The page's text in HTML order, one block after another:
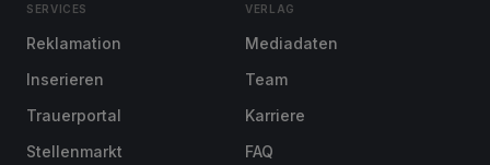
SERVICES
Reklamation
Inserieren
Trauerportal
Stellenmarkt
VERLAG
Mediadaten
Team
Karriere
FAQ